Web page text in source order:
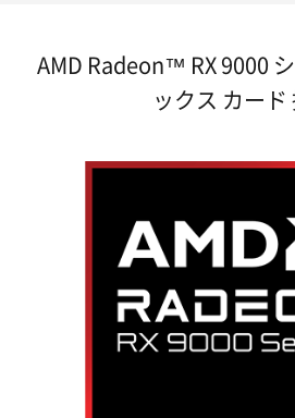
AMD Radeon™ RX 9000
ックス カード